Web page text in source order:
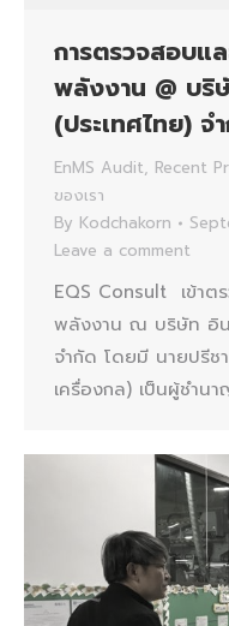
การตรวจสอบแ
พลังงาน @ บริ
(ประเทศไทย) จ
EnMS Audit, Recent
ของเรา
By Kodchakorn
Leave a comment
EQS Consult เข้าต
พลังงาน ณ บริษัท อิน
จำกัด โดยมี นายปรีช
เครื่องกล) เป็นผู้ชำน